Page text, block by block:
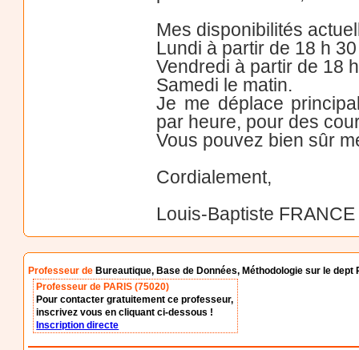
Mes disponibilités
Lundi à partir de 18 h 30
Vendredi à partir de 18
Samedi le matin.
Je me déplace
par heure, pour des
Vous pouvez bien sûr
Cordialement,
Louis-Baptiste FRANCE
Professeur de Bureautique, Base de Données, Méthodologie sur le dept
Professeur de PARIS (75020)
Pour contacter gratuitement ce professeur,
inscrivez vous en cliquant ci-dessous !
Inscription directe